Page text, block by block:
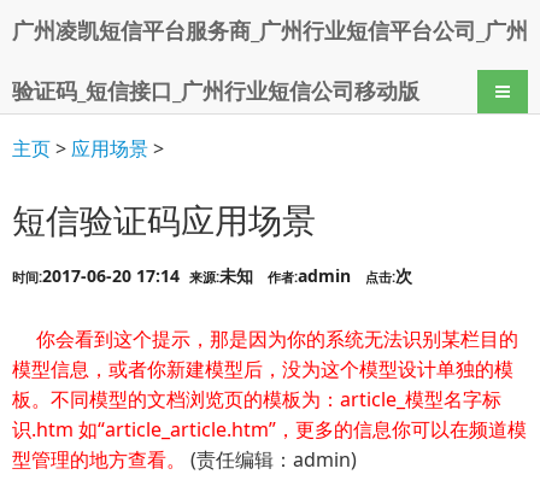
广州凌凯短信平台服务商_广州行业短信平台公司_广州
验证码_短信接口_广州行业短信公司移动版 导航
主页> 应用场景>
短信验证码应用场景
时间:2017-06-20 17:14 来源:未知 作者:admin 点击:次
你会看到这个提示，那是因为你的系统无法识别某栏目的
模型信息，或者你新建模型后，没为这个模型设计单独的模
板。不同模型的文档浏览页的模板为：article_模型名字标
识.htm 如“article_article.htm”，更多的信息你可以在频道模
型管理的地方查看。 (责任编辑：admin)